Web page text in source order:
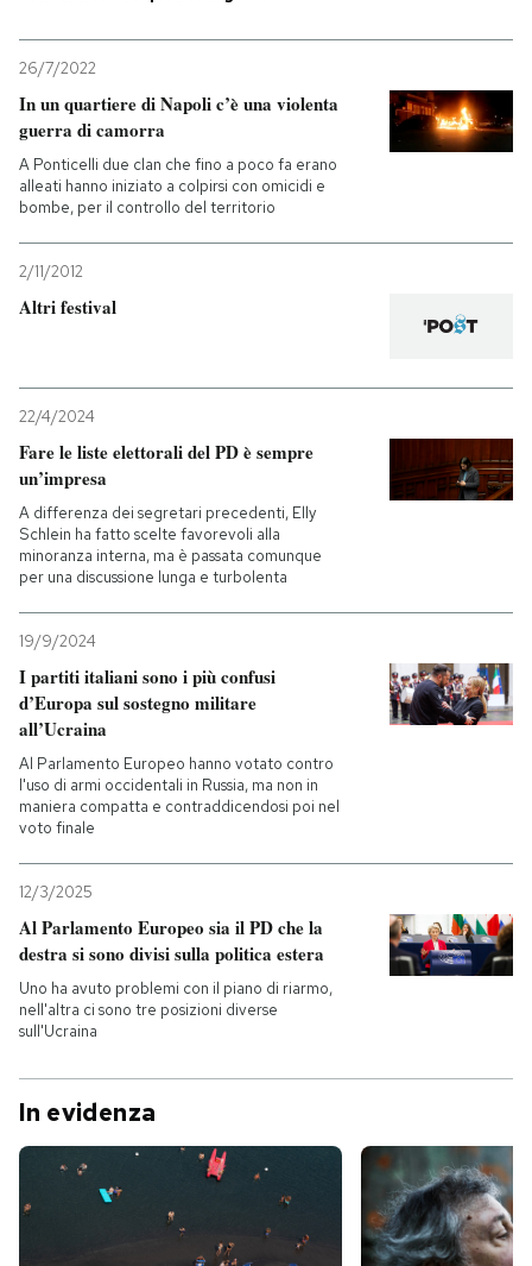
26/7/2022
In un quartiere di Napoli c’è una violenta
guerra di camorra
A Ponticelli due clan che fino a poco fa erano
alleati hanno iniziato a colpirsi con omicidi e
bombe, per il controllo del territorio
2/11/2012
Altri festival
22/4/2024
Fare le liste elettorali del PD è sempre
un’impresa
A differenza dei segretari precedenti, Elly
Schlein ha fatto scelte favorevoli alla
minoranza interna, ma è passata comunque
per una discussione lunga e turbolenta
19/9/2024
I partiti italiani sono i più confusi
d’Europa sul sostegno militare
all’Ucraina
Al Parlamento Europeo hanno votato contro
l'uso di armi occidentali in Russia, ma non in
maniera compatta e contraddicendosi poi nel
voto finale
12/3/2025
Al Parlamento Europeo sia il PD che la
destra si sono divisi sulla politica estera
Uno ha avuto problemi con il piano di riarmo,
nell'altra ci sono tre posizioni diverse
sull'Ucraina
In evidenza